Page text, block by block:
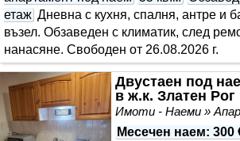
етаж Дневна с кухня, спалня, антре и
възел. Обзаведен с климатик, след
нанасяне. Свободен от 26.08.2026 г.
Двустаен под
в ж.к. Златен Рог
Месечен наем: 300